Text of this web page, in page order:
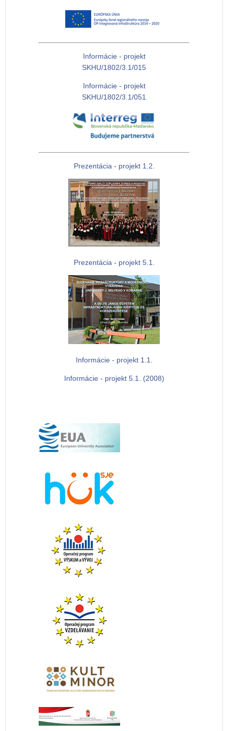
Informácie - projekt
SKHU/1802/3.1/015
Informácie - projekt
SKHU/1802/3.1/051
Prezentácia - projekt 1.2.
Prezentácia - projekt 5.1.
Informácie - projekt 1.1.
Informácie - projekt 5.1. (2008)